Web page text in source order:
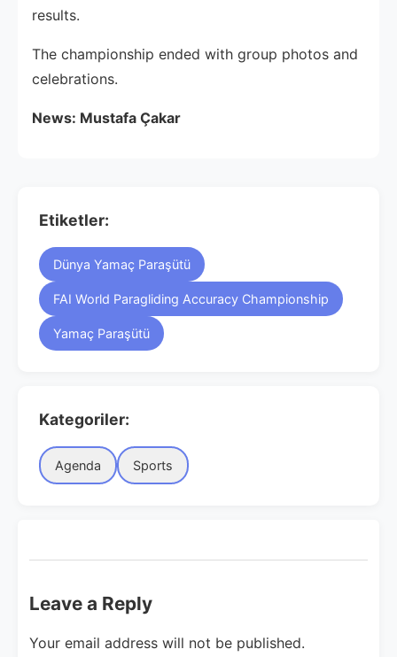
results.
The championship ended with group photos and
celebrations.
News: Mustafa Çakar
Etiketler:
Dünya Yamaç Paraşütü
FAI World Paragliding Accuracy Championship
Yamaç Paraşütü
Kategoriler:
Agenda Sports
Leave a Reply
Your email address will not be published.